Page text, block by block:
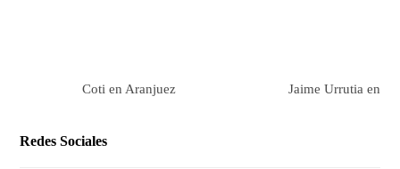
Coti en Aranjuez Jaime Urrutia en
Redes Sociales